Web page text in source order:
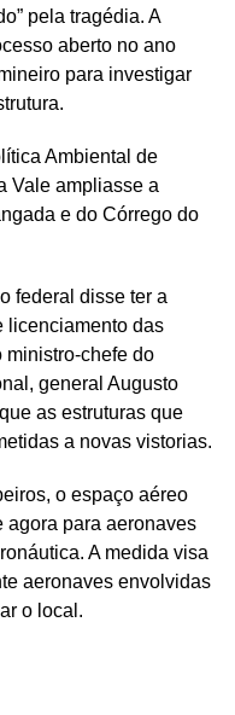
pela tragédia. A
aberto no ano
para investigar
Ambiental de
Vale ampliasse a
e do Córrego do
federal disse ter a
licenciamento das
ministro-chefe do
general Augusto
as estruturas que
a novas vistorias.
o espaço aéreo
agora para aeronaves
A medida visa
aeronaves envolvidas
o local.